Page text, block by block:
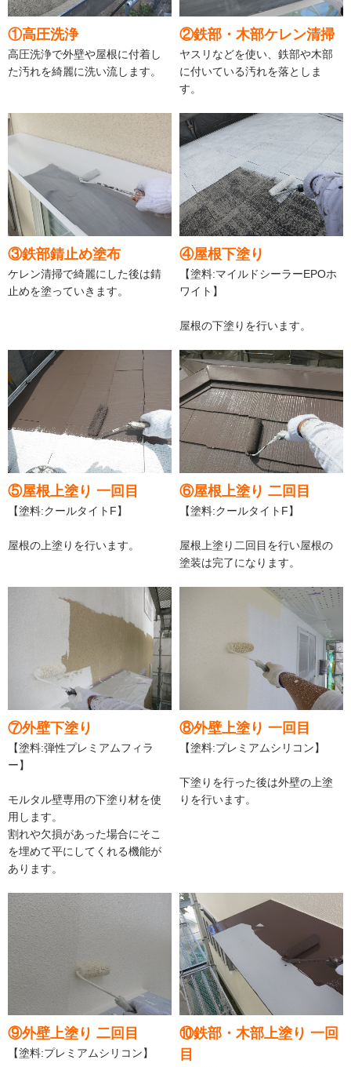
①高圧洗浄
高圧洗浄で外壁や屋根に付着し
た汚れを綺麗に洗い流します。
②鉄部・木部ケレン清掃
ヤスリなどを使い、鉄部や木部
に付いている汚れを落としま
す。
③鉄部錆止め塗布
ケレン清掃で綺麗にした後は錆
止めを塗っていきます。
④屋根下塗り
【塗料:マイルドシーラーEPOホ
ワイト】
屋根の下塗りを行います。
⑤屋根上塗り 一回目
【塗料:クールタイトF】
屋根の上塗りを行います。
⑥屋根上塗り 二回目
【塗料:クールタイトF】
屋根上塗り二回目を行い屋根の
塗装は完了になります。
⑦外壁下塗り
【塗料:弾性プレミアムフィラ
ー】
モルタル壁専用の下塗り材を使
用します。
割れや欠損があった場合にそこ
を埋めて平にしてくれる機能が
あります。
⑧外壁上塗り 一回目
【塗料:プレミアムシリコン】
下塗りを行った後は外壁の上塗
りを行います。
⑨外壁上塗り 二回目
【塗料:プレミアムシリコン】
⑩鉄部・木部上塗り 一回
目